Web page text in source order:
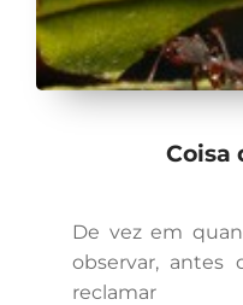
Coisa
De vez em
observar, antes
reclamar